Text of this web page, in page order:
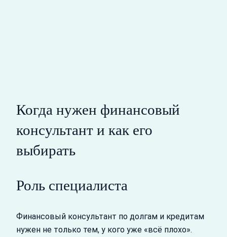
Когда нужен финансовый
консультант и как его
выбирать
Роль специалиста
Финансовый консультант по долгам и кредитам
нужен не только тем, у кого уже «всё плохо».